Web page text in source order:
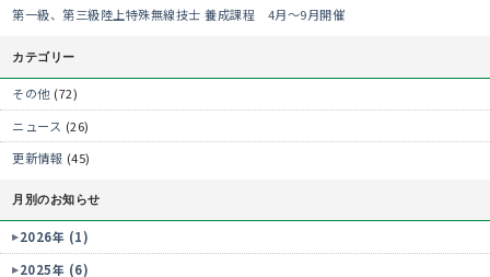
第一級、第三級陸上特殊無線技士 養成課程 4月～9月開催
カテゴリー
その他(72)
ニュース (26)
更新情報 (45)
月別のお知らせ
2026年 (1)
2025年 (6)